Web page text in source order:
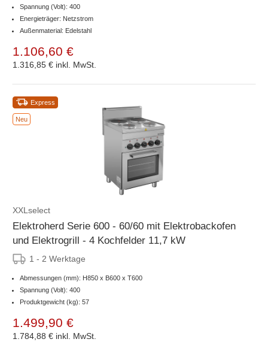
Spannung (Volt): 400
Energieträger: Netzstrom
Außenmaterial: Edelstahl
1.106,60 €
1.316,85 € inkl. MwSt.
Express
Neu
XXLselect
Elektroherd Serie 600 - 60/60 mit Elektrobackofen
und Elektrogrill - 4 Kochfelder 11,7 kW
1 - 2 Werktage
Abmessungen (mm): H850 x B600 x T600
Spannung (Volt): 400
Produktgewicht (kg): 57
1.499,90 €
1.784,88 € inkl. MwSt.